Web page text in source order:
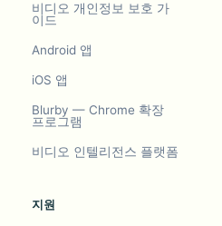
비디오 개인정보 보호 가
이드
Android 앱
iOS 앱
Blurby — Chrome 확장
프로그램
비디오 인텔리전스 플랫폼
지원